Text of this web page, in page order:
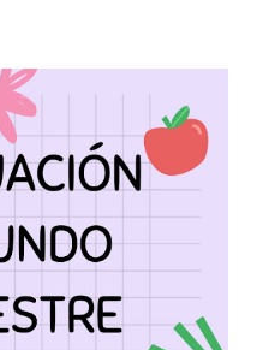
docentes y alumnos. Con
los autores de este
que nosotros
informativos y educativos
educación. 👏 Obtén
Periodo 2do Grado